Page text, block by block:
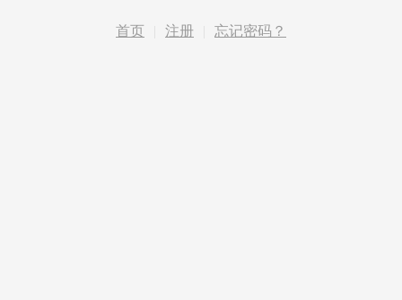
首页 注册 忘记密码？